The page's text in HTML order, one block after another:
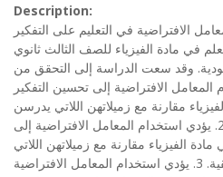
Description:
الافتراضية في التعليم على التفكير
في مادة الفيزياء للصف الثالث ثانوي
وقد سعت الدراسة إلى التحقق من
استخدام المعامل الافتراضية إلى تحسين التفكير
مقارنة مع زميلاتهن اللاتي يدرسن
من خلال المعامل الحقيقية. 2. يؤدي استخدام المعامل الافتراضية إلى
الفيزياء مقارنة مع زميلاتهن اللاتي
يدرسن من خلال المعامل الحقيقية. 3. يؤدي استخدام المعامل الافتراضية